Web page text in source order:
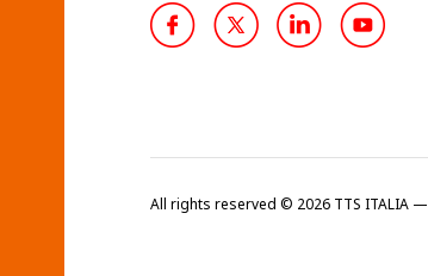
All rights reserved © 2026 TTS ITALIA —